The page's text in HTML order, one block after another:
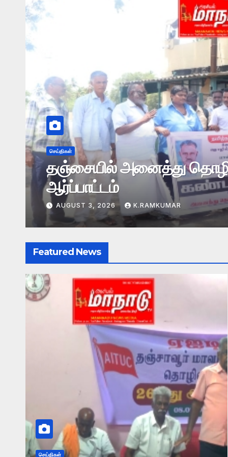
செய்திகள்
உடலுழைப்பு வாரியத்தில்
ரூ6000
AUGUST 8, 2026 K.RAMKUMAR
Featured News
செய்திகள்